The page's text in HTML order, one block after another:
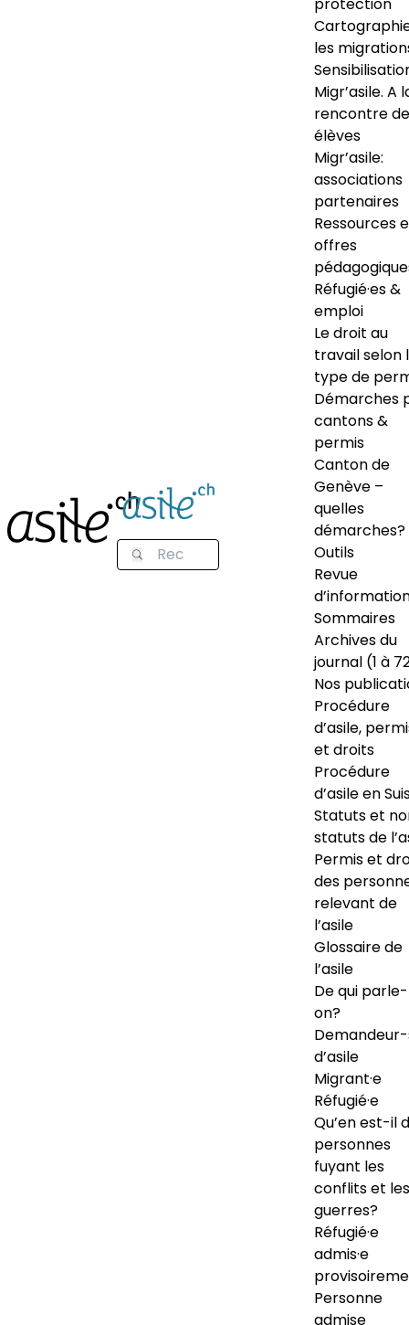
les
Migr’asile. A
rencontre
élèves
Migr’asile:
associations
partenaires
Ressources
offres
Réfugié·es &
emploi
Le droit au
travail selon
type de
Démarches
cantons &
permis
Canton de
Genève –
quelles
démarches?
Outils
Revue
Sommaires
Archives du
journal (1 à
Nos
Procédure
d’asile,
et droits
Procédure
d’asile en
Statuts et
statuts de
Permis et
des
relevant de
l’asile
Glossaire de
l’asile
De qui
on?
d’asile
Migrant·e
Réfugié·e
Qu’en est-il
personnes
fuyant les
conflits et les
guerres?
Réfugié·e
admis·e
Personne
admise